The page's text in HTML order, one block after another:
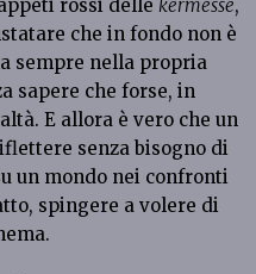
rossi dellekermesse,
che in fondo non è
sempre nella propria
sapere che forse, in
E allora è vero che un
senza bisogno di
un mondo nei confronti
spingere a volere di